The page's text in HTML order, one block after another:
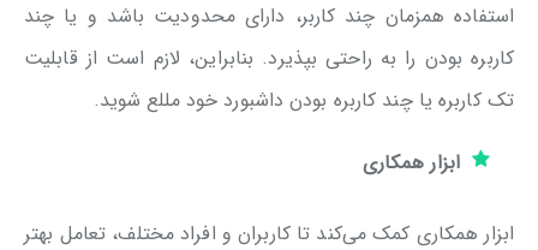
استفاده همزمان چند کاربر، دارای محدودیت باشد و یا چند
کاربره بودن را به راحتی بپذیرد. بنابراین، لازم است از قابلیت
تک کاربره یا چند کاربره بودن داشبورد خود مللع شوید.
ابزار همکاری
ابزار همکاری کمک می‌کند تا کاربران و افراد مختلف، تعامل بهتر